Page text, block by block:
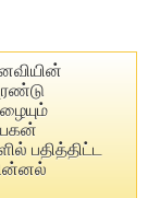
பதித்திட்ட